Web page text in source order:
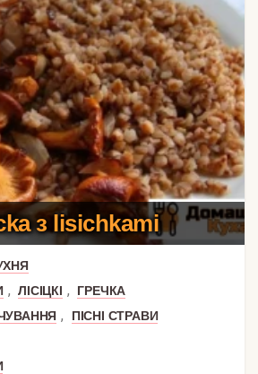
з lisichkami
, ЛІСІЦКІ ,
ГРЕЧКА
,
ПІСНІ СТРАВИ